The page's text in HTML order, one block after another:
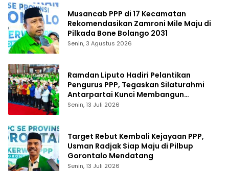
Musancab PPP di 17 Kecamatan
Rekomendasikan Zamroni Mile Maju di
Pilkada Bone Bolango 2031
Senin, 3 Agustus 2026
Ramdan Liputo Hadiri Pelantikan
Pengurus PPP, Tegaskan Silaturahmi
Antarpartai Kunci Membangun
Gorontalo
Senin, 13 Juli 2026
Target Rebut Kembali Kejayaan PPP,
Usman Radjak Siap Maju di Pilbup
Gorontalo Mendatang
Senin, 13 Juli 2026